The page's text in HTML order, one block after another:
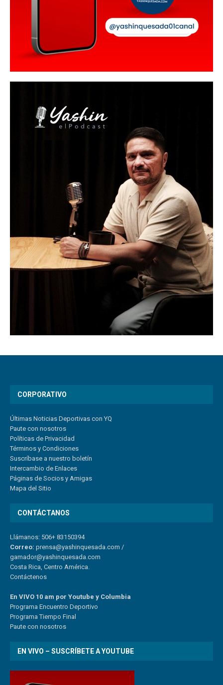
CORPORATIVO
Últimas Noticias Deportivas con YQ
Paute con nosotros
Políticas de Privacidad
Términos y Condiciones
Suscríbase a nuestro boletín
Intercambio de Enlaces
Páginas de Socios y Amigas
Mapa del Sitio
CONTÁCTANOS
Llámanos: 506+ 83150394
Correo: prensa@yashinquesada.com /
gamador@yashinquesada.com
Costa Rica, Centro América.
Contáctenos
En VIVO 10 am por Youtube y Columbia
Programa Encuentro Deportivo
Programa Tiempo Final
Paute con nosotros
EN VIVO – SUSCRÍBETE A YOUTUBE